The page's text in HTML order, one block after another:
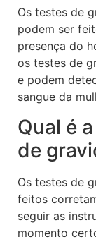
Os testes de
podem ser
presença do
os testes de
e podem
sangue da
Qual é
de
Os testes de
feitos
seguir as
momento